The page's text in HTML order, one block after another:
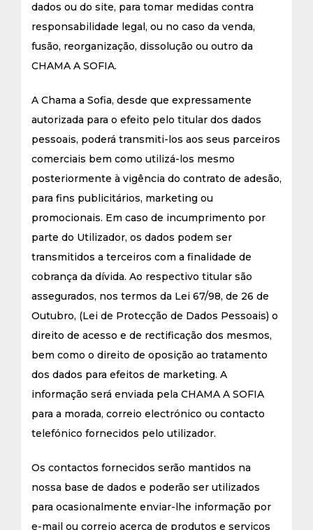
dados ou do site, para tomar medidas contra
responsabilidade legal, ou no caso da venda,
fusão, reorganização, dissolução ou outro da
CHAMA A SOFIA.
A Chama a Sofia, desde que expressamente
autorizada para o efeito pelo titular dos dados
pessoais, poderá transmiti-los aos seus parceiros
comerciais bem como utilizá-los mesmo
posteriormente à vigência do contrato de adesão,
para fins publicitários, marketing ou
promocionais. Em caso de incumprimento por
parte do Utilizador, os dados podem ser
transmitidos a terceiros com a finalidade de
cobrança da dívida. Ao respectivo titular são
assegurados, nos termos da Lei 67/98, de 26 de
Outubro, (Lei de Protecção de Dados Pessoais) o
direito de acesso e de rectificação dos mesmos,
bem como o direito de oposição ao tratamento
dos dados para efeitos de marketing. A
informação será enviada pela CHAMA A SOFIA
para a morada, correio electrónico ou contacto
telefónico fornecidos pelo utilizador.
Os contactos fornecidos serão mantidos na
nossa base de dados e poderão ser utilizados
para ocasionalmente enviar-lhe informação por
e-mail ou correio acerca de produtos e serviços